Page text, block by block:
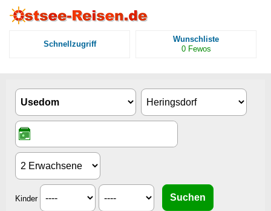
Schnellzugriff
Wunschliste
0 Fewos
Kinder